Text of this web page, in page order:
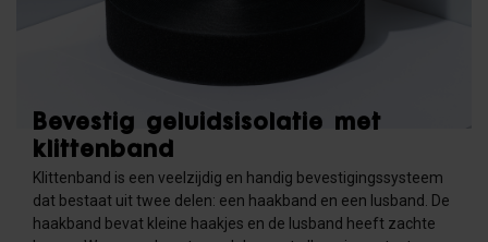
Bevestig geluidsisolatie met
klittenband
Klittenband is een veelzijdig en handig bevestigingssysteem
dat bestaat uit twee delen: een haakband en een lusband. De
haakband bevat kleine haakjes en de lusband heeft zachte